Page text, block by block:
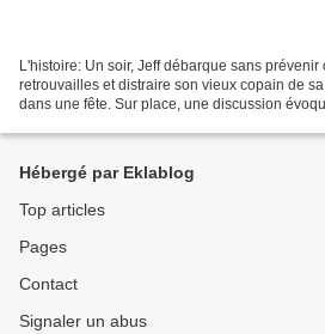
L'histoire: Un soir, Jeff débarque sans
retrouvailles et distraire son vieux copain de
dans une fête. Sur place, une discussion
Hébergé par Eklablog
Top articles
Pages
Contact
Signaler un abus